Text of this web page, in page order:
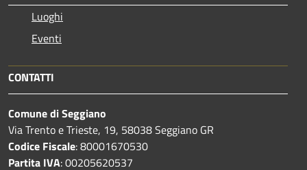
Luoghi
Eventi
CONTATTI
Comune di Seggiano
Via Trento e Trieste, 19, 58038 Seggiano GR
Codice Fiscale: 80001670530
Partita IVA: 00205620537